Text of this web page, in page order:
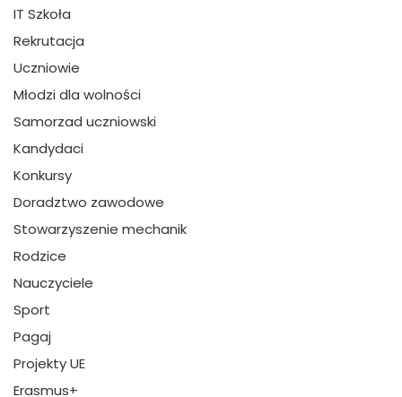
IT Szkoła
Rekrutacja
Uczniowie
Młodzi dla wolności
Samorzad uczniowski
Kandydaci
Konkursy
Doradztwo zawodowe
Stowarzyszenie mechanik
Rodzice
Nauczyciele
Sport
Pagaj
Projekty UE
Erasmus+